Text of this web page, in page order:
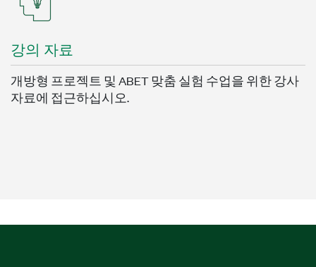
강의 자료
개방형 프로젝트 및 ABET 맞춤 실험 수업을 위한 강사
자료에 접근하십시오.